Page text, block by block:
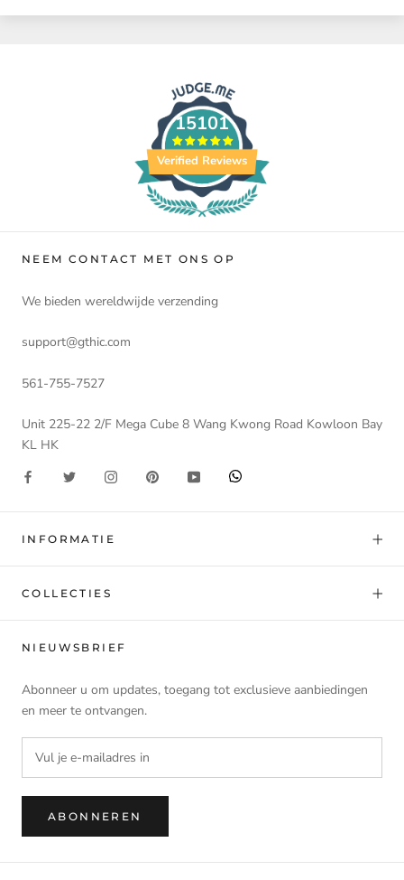
15101
Verified Reviews
NEEM CONTACT MET ONS OP
We bieden wereldwijde verzending
support@gthic.com
561-755-7527
Unit 225-22 2/F Mega Cube 8 Wang Kwong Road Kowloon Bay
KL HK
INFORMATIE
COLLECTIES
NIEUWSBRIEF
Abonneer u om updates, toegang tot exclusieve aanbiedingen
en meer te ontvangen.
ABONNEREN